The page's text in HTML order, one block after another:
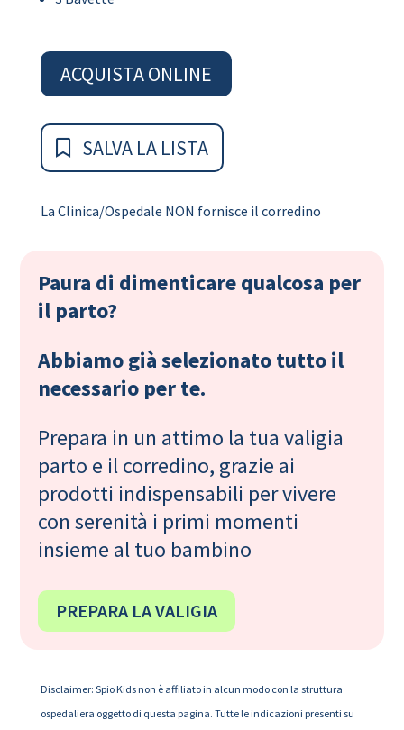
ACQUISTA ONLINE
SALVA LA LISTA
La Clinica/Ospedale NON fornisce il corredino
Paura di dimenticare qualcosa per
il parto?
Abbiamo già selezionato tutto il
necessario per te.
Prepara in un attimo la tua valigia
parto e il corredino, grazie ai
prodotti indispensabili per vivere
con serenità i primi momenti
insieme al tuo bambino
PREPARA LA VALIGIA
Disclaimer: Spio Kids non è affiliato in alcun modo con la struttura
ospedaliera oggetto di questa pagina. Tutte le indicazioni presenti su